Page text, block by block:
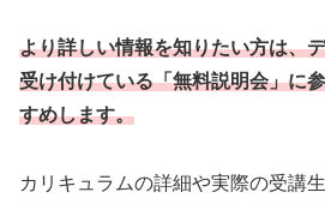
より詳しい情報を知りたい方は、
受け付けている「無料説明会」に
すめします。
カリキュラムの詳細や実際の受講